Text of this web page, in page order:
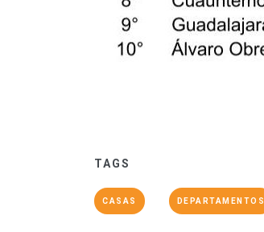
TAGS
CASAS DEPARTAMENTOS